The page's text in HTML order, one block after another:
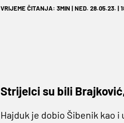
VRIJEME ČITANJA: 3MIN | NED. 28.05.23. |
Strijelci su bili
Hajduk je dobio Šibenik kao